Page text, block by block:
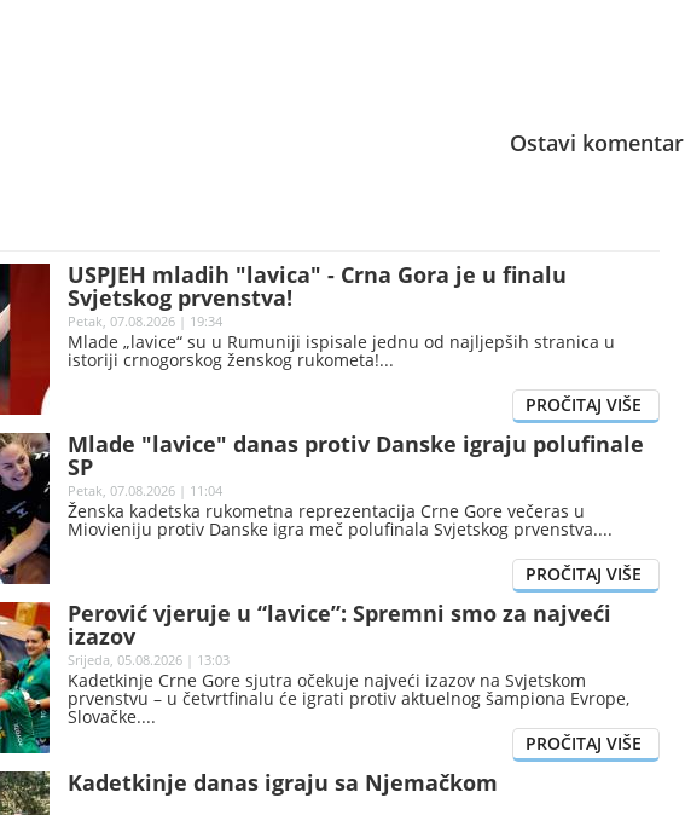
Ostavi komentar
USPJEH mladih "lavica" - Crna Gora je u finalu
Svjetskog prvenstva!
Petak, 07.08.2026 | 19:34
Mlade „lavice“ su u Rumuniji ispisale jednu od najljepših stranica u
istoriji crnogorskog ženskog rukometa!
Mlade "lavice" danas protiv Danske igraju polufinale
SP
Petak, 07.08.2026 | 11:04
Ženska kadetska rukometna reprezentacija Crne Gore večeras u
Miovieniju protiv Danske igra meč polufinala Svjetskog prvenstva.
Perović vjeruje u “lavice”: Spremni smo za najveći
izazov
Srijeda, 05.08.2026 | 13:03
Kadetkinje Crne Gore sjutra očekuje najveći izazov na Svjetskom
prvenstvu – u četvrtfinalu će igrati protiv aktuelnog šampiona Evrope,
Slovačke.
Kadetkinje danas igraju sa Njemačkom